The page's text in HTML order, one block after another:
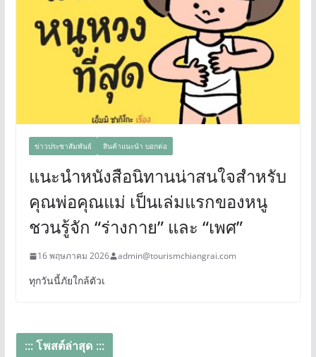
ข่าวประชาสัมพันธ์ สินค้าแนะนำ บอกต่อ
แนะนำหนังสือนิทานน่าสนใจสำหรับ
คุณพ่อคุณแม่ เป็นเล่มแรกของหนู
ชวนรู้จัก “ร่างกาย” และ “เพศ”
16 พฤษภาคม 2026 admin@tourismchiangrai.com
ทุกวันนี้ภัยใกล้ตัวเ
::: โพสต์ล่าสุด :::